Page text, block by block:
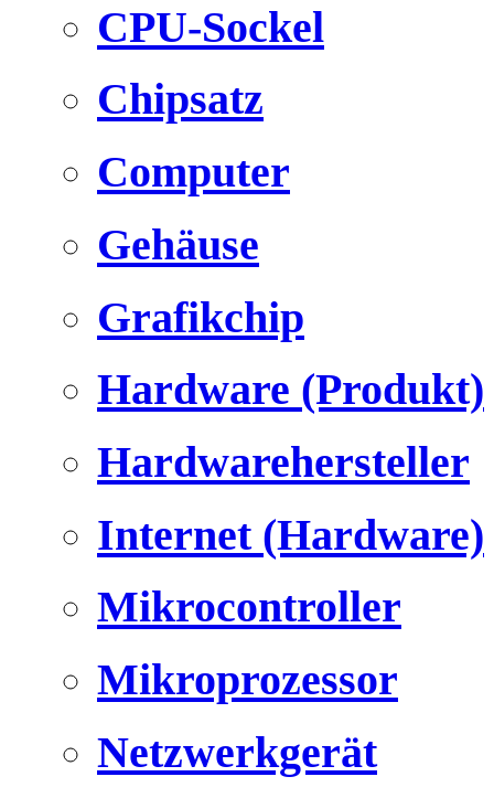
CPU-Sockel
Chipsatz
Computer
Gehäuse
Grafikchip
Hardware (Produkt)
Hardwarehersteller
Internet (Hardware)
Mikrocontroller
Mikroprozessor
Netzwerkgerät